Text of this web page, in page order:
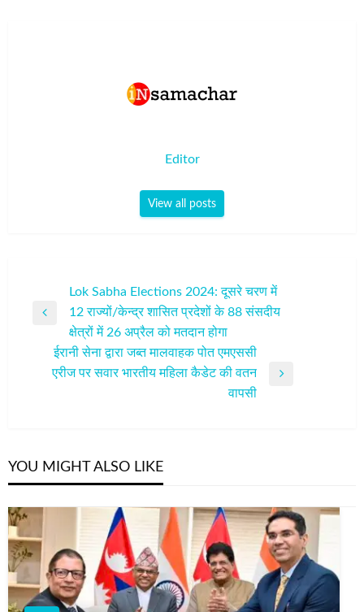
Editor
View all posts
नेविगेशन
Lok Sabha Elections 2024: दूसरे चरण में
12 राज्यों/केन्‍द्र शासित प्रदेशों के 88 संसदीय
क्षेत्रों में 26 अप्रैल को मतदान होगा
Next
ईरानी सेना द्वारा जब्त मालवाहक पोत एमएससी
एरीज पर सवार भारतीय महिला कैडेट की वतन
वापसी
YOU MIGHT ALSO LIKE